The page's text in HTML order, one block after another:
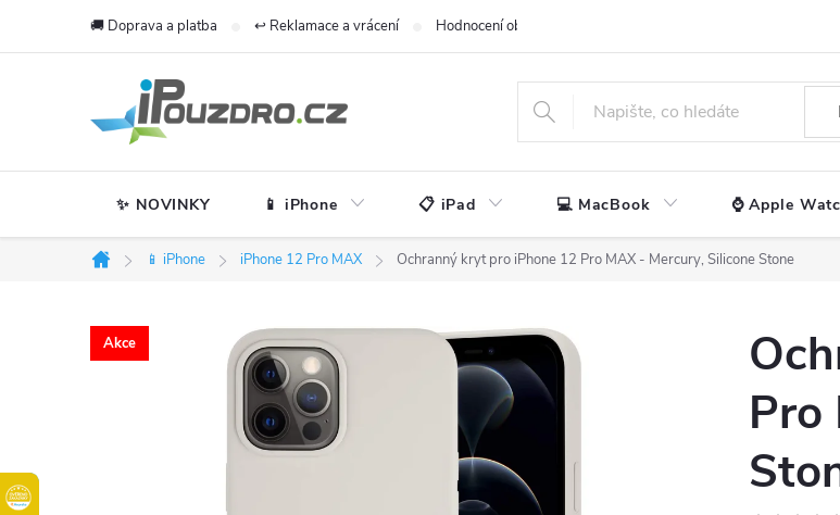
🚚 Doprava a platba ↩️ Reklamace a vrácení Hodnocení obchodu
✨ NOVINKY 📱 iPhone 📋 iPad 💻 MacBook ⌚ Apple
Domů
📱 iPhone iPhone 12 Pro MAX Ochranný kryt pro iPhone 12 Pro MAX - Mercury, Silicone Stone
Akce
Pro